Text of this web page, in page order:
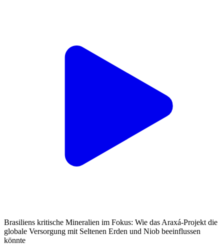
Brasiliens kritische Mineralien im Fokus: Wie das Araxá-Projekt die
globale Versorgung mit Seltenen Erden und Niob beeinflussen
könnte